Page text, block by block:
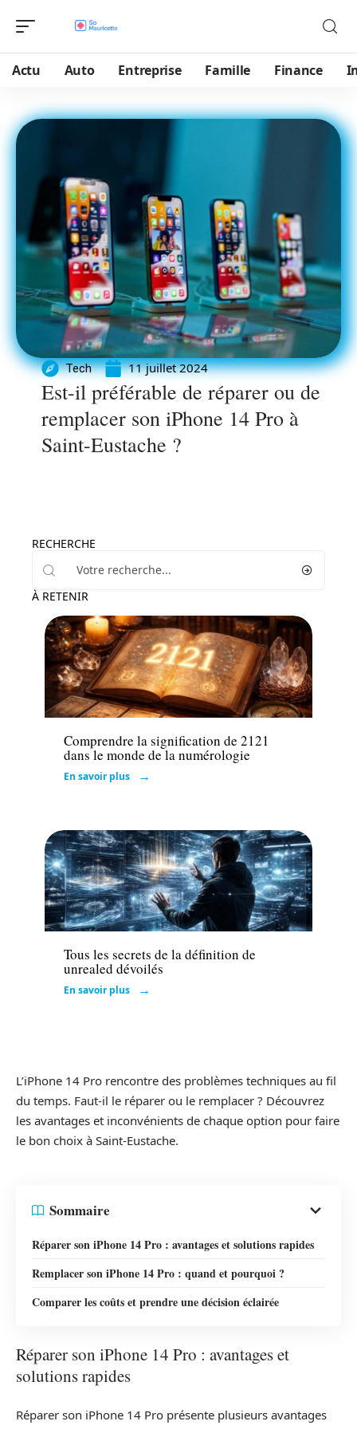
Actu Auto Entreprise Famille Finance
Tech 11 juillet 2024
Est-il préférable de réparer ou de
remplacer son iPhone 14 Pro à
Saint-Eustache ?
RECHERCHE
À RETENIR
Actu
Comprendre la signification de 2121
dans le monde de la numérologie
En savoir plus
Entreprise
Tous les secrets de la définition de
unrealed dévoilés
En savoir plus
L’iPhone 14 Pro rencontre des problèmes techniques au fil
du temps. Faut-il le réparer ou le remplacer ? Découvrez
les avantages et inconvénients de chaque option pour faire
le bon choix à Saint-Eustache.
Sommaire
Réparer son iPhone 14 Pro : avantages et solutions rapides
Remplacer son iPhone 14 Pro : quand et pourquoi ?
Comparer les coûts et prendre une décision éclairée
Réparer son iPhone 14 Pro : avantages et
solutions rapides
Réparer son iPhone 14 Pro présente plusieurs avantages